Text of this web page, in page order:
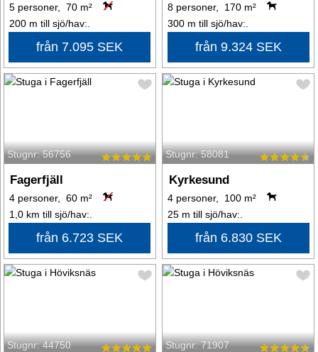
5 personer, 70 m²
200 m till sjö/hav:.
från 7.095 SEK
8 personer, 170 m²
300 m till sjö/hav:.
från 9.324 SEK
Stugnr: 56756
Fagerfjäll
4 personer, 60 m²
1,0 km till sjö/hav:.
från 6.723 SEK
Stugnr: 58081
Kyrkesund
4 personer, 100 m²
25 m till sjö/hav:.
från 6.830 SEK
Stugnr: 44750 Stugnr: 71907